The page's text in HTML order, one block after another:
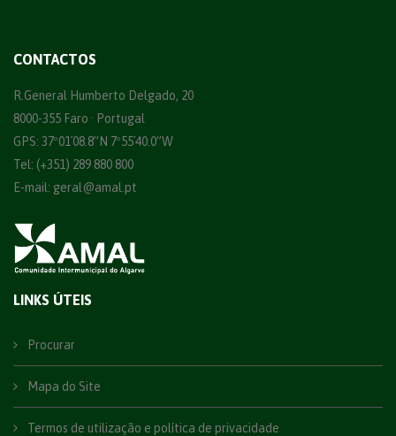
CONTACTOS
R.General Humberto Delgado, 20
8000-355 Faro · Portugal
GPS: 37º01´08.8”N 7º55´40.0”W
Tel: (+351) 289 880 800
E-mail: geral@amal.pt
LINKS ÚTEIS
Procurar
Mapa do Site
Termos de utilização e política de privacidade